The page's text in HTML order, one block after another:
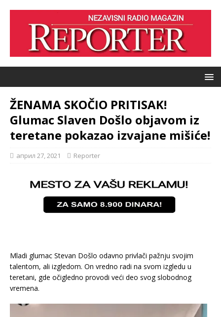
ŽENAMA SKOČIO PRITISAK!
Glumac Slaven Došlo objavom iz
teretane pokazao izvajane mišiće!
април 27, 2021 Reporter
Mladi glumac Stevan Došlo odavno privlači pažnju svojim
talentom, ali izgledom. On vredno radi na svom izgledu u
teretani, gde očigledno provodi veći deo svog slobodnog
vremena.